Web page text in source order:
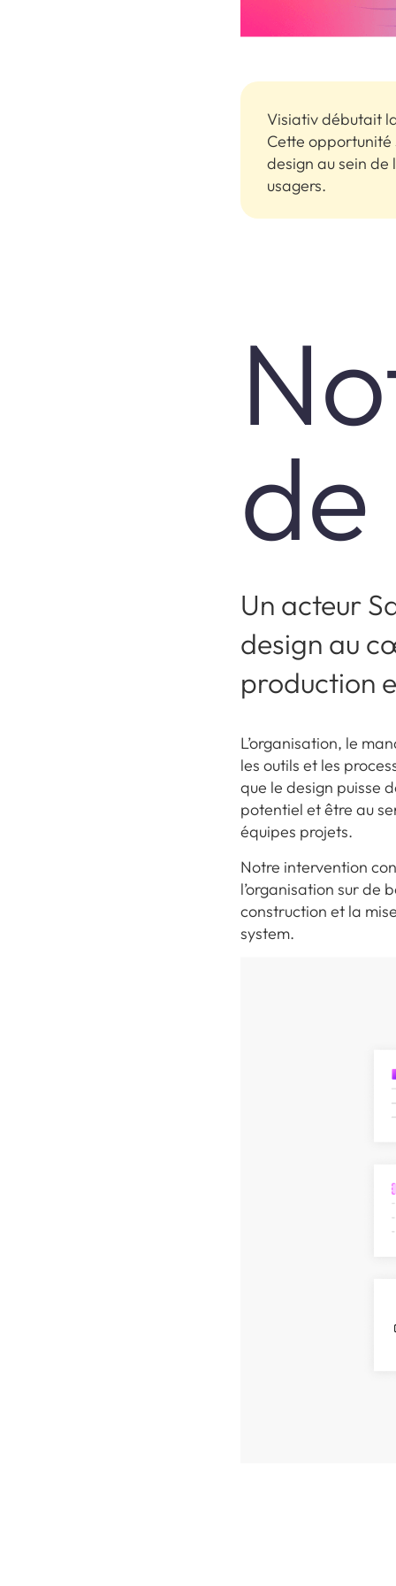
Visiativ débutait
Cette opportunité
design au sein de
usagers.
Un acteur
design au
production
L’organisation, le
les outils et les
que le design puisse
potentiel et être au
équipes projets.
Notre intervention
l’organisation sur de
construction et la
system.